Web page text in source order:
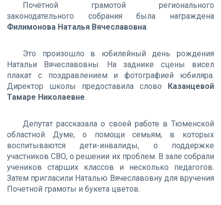
Почётной грамотой регионального
законодательного собрания была награждена
Филимонова Наталья Вячеславовна.
Это произошло в юбилейный день рождения
Натальи Вячеславовны. На заднике сцены висел
плакат с поздравлением и фотографией юбиляра.
Директор школы предоставила слово Казанцевой
Тамаре Николаевне.
Депутат рассказала о своей работе в Тюменской
областной Думе, о помощи семьям, в которых
воспитываются дети-инвалиды, о поддержке
участников СВО, о решении их проблем. В зале собрали
учеников старших классов и несколько педагогов.
Затем пригласили Наталью Вячеславовну для вручения
Почетной грамоты и букета цветов.